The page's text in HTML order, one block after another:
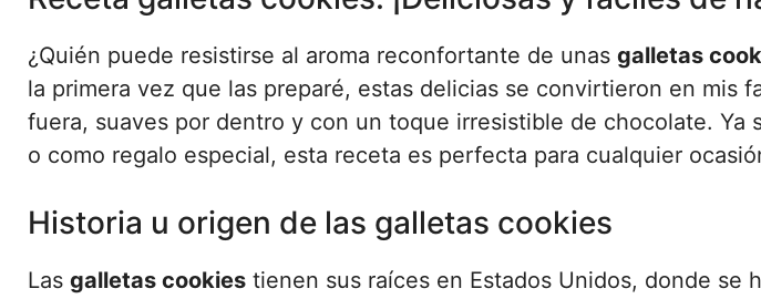
¿Quién puede resistirse al aroma reconfortante de unas galletas
la primera vez que las preparé, estas delicias se convirtieron en mis
fuera, suaves por dentro y con un toque irresistible de chocolate. Ya
o como regalo especial, esta receta es perfecta para cualquier
Historia u origen de las galletas cookies
Las galletas cookies tienen sus raíces en Estados Unidos, donde se